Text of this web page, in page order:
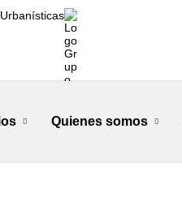
Quienes somos